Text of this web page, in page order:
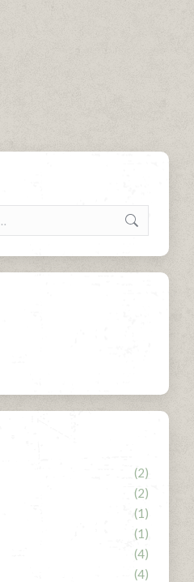
(2)
(2)
(1)
(1)
(4)
(4)